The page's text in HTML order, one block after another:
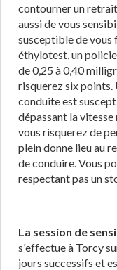
contourner un
aussi de vous
susceptible de vous
éthylotest, un
de 0,25 à 0,40
risquerez six points.
conduite est
dépassant la
vous risquerez de
plein donne lieu au
de conduire. Vous
respectant pas un
La session de
s'effectue à Torcy
jours successifs et